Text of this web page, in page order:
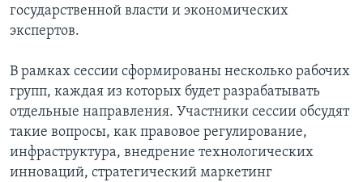
государственной власти и экономических
экспертов.
В рамках сессии сформированы несколько рабочих
групп, каждая из которых будет разрабатывать
отдельные направления. Участники сессии обсудят
такие вопросы, как правовое регулирование,
инфраструктура, внедрение технологических
инноваций, стратегический маркетинг